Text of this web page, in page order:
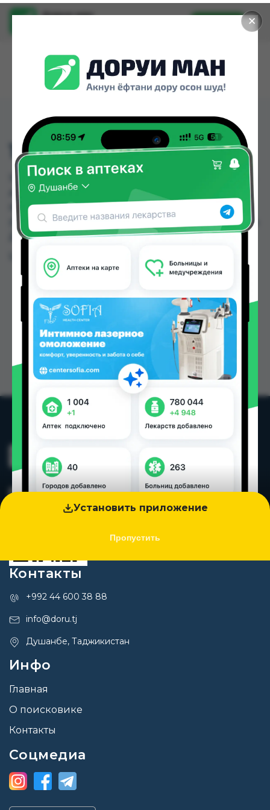
✕
Установить приложение
Пропустить
Доруи ман
Установить
113
113 можно купить или заказать в аптеках, Аптека
АХРОМ, Ватан №1, Ватан №2, Дору Фарм №20,
Нишон №3, Саховат (Гулбаҳор), Саховат
(Панҷшанбе) по цене от 13.00 TJS до 190.00 TJS в
Душанбе и других городах Таджикистана
Цена: от13.00 TJS
Контакты
+992 44 600 38 88
info@doru.tj
Душанбе, Таджикистан
Инфо
Главная
О поисковике
Контакты
Соцмедиа